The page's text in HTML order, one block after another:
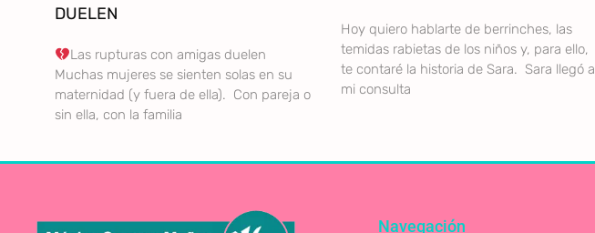
DUELEN
Las rupturas con amigas duelen
Muchas mujeres se sienten solas en su
maternidad (y fuera de ella). Con pareja o
sin ella, con la familia
Hoy quiero hablarte de berrinches, las
temidas rabietas de los niños y, para ello,
te contaré la historia de Sara. Sara llegó a
mi consulta
Navegación